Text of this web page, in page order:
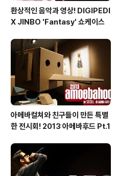
환상적인 음악과 영상! DIGIPEDI
X JINBO 'Fantasy' 쇼케이스
아메바컬쳐와 친구들이 만든 특별
한 전시회! 2013 아메바후드 Pt.1